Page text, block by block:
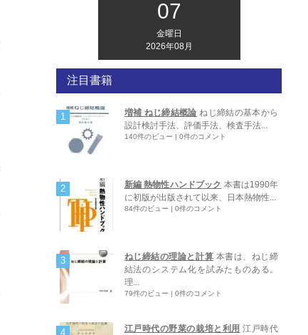
07
金曜日
2026年08月
注目書籍
増補 ねじ締結概論 ねじ締結の基本から
設計検討手法、評価手法、検査手法...
140件のビュー | 0件のコメント
新編 熱物性ハンドブック 本書は1990年
に初版が出版されて以来、日本熱物性...
84件のビュー | 0件のコメント
ねじ締結の理論と計算 本書は、ねじ締
結法のシステム化を試みたものある。
理...
79件のビュー | 0件のコメント
江戸時代の野菜の栽培と利用 江戸時代